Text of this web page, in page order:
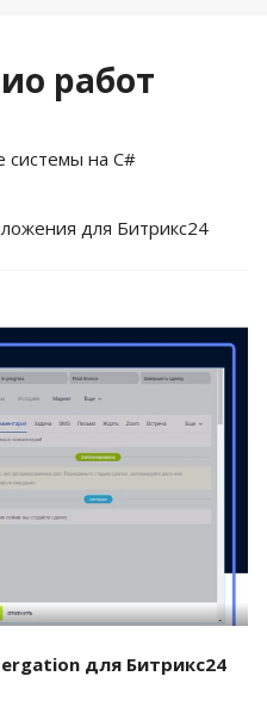
работ
системы на C#
для Битрикс24
для Битрикс24